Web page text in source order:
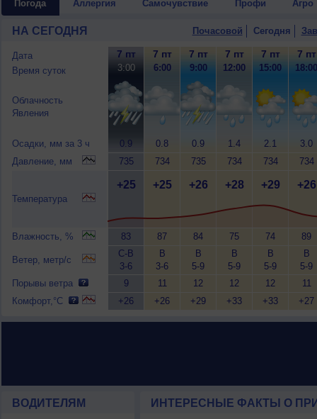
Погода Аллергия Самочувствие Профи Агро
НА СЕГОДНЯ Почасовой Сегодня
Дата
Время суток
Облачность
Явления
Осадки, мм за 3 ч
Давление, мм
Температура
Влажность, %
Ветер, метр/с
Порывы ветра
Комфорт,°C
7 пт
3:00
0.9
735
+25
83
С-В
3-6
9
+26
7 пт
6:00
0.8
734
+25
87
В
3-6
11
+26
7 пт
9:00
0.9
735
+26
84
В
5-9
12
+29
7 пт
12:00
1.4
734
+28
75
В
5-9
12
+33
7 пт
15:00
2.1
734
+29
74
В
5-9
12
+33
7 пт
18:00
3.0
734
+26
89
В
5-9
11
+27
ВОДИТЕЛЯМ ИНТЕРЕСНЫЕ ФАКТЫ О